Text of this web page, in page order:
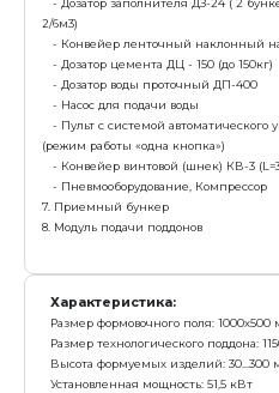
Установленная
Масса: 3 250 кг
Режим работы:
Преимущества:
Самая бюджетная
Выпускает бордюр
начала работы, с
Линия Рифей-РАМ-